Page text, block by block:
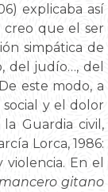
explicaba así
creo que el ser
simpática de
del judío…, del
este modo, a
y el dolor
Guardia civil,
Lorca, 1986:
En el
gitano